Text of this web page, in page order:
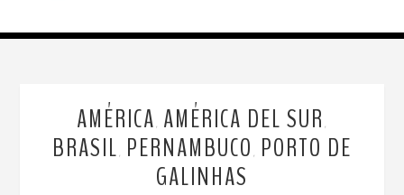
AMÉRICA AMÉRICA DEL SUR
BRASIL PERNAMBUCO PORTO DE
GALINHAS